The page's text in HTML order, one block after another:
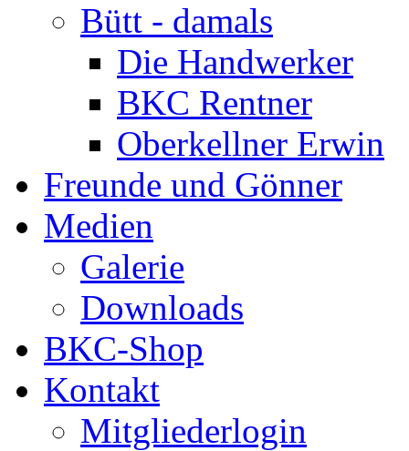
Bütt - damals
Die Handwerker
BKC Rentner
Oberkellner Erwin
Freunde und Gönner
Medien
Galerie
Downloads
BKC-Shop
Kontakt
Mitgliederlogin